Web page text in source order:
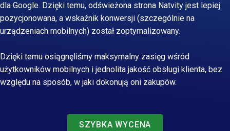
dla Google. Dzięki temu, odświeżona strona Natvity jest lepiej
pozycjonowana, a wskaźnik konwersji (szczególnie na
urządzeniach mobilnych) został zoptymalizowany.
Dzięki temu osiągnęliśmy maksymalny zasięg wśród
użytkowników mobilnych i jednolita jakość obsługi klienta, bez
względu na sposób, w jaki dokonują oni zakupów.
SZYBKA WYCENA